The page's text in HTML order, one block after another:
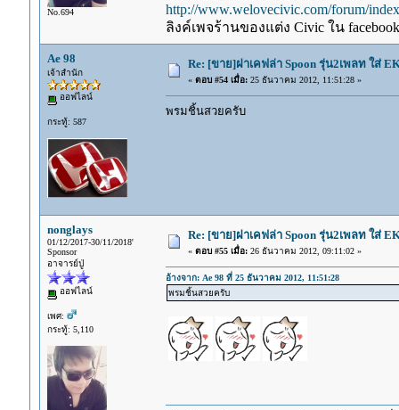
No.694
http://www.welovecivic.com/forum/
ลิงค์เพจร้านของแต่ง Civic ใน
Ae 98
เจ้าสำนัก
ออฟไลน์
กระทู้: 587
Re: [ขาย]ฝาเคฟล่า Spoon รุ่น2เพลท ใส่
« ตอบ #54 เมื่อ:25 ธันวาคม 2012, 11:51:28 »
พรมชิ้นสวยครับ
nonglays
01/12/2017-30/11/2018'
Sponsor
อาจารย์ปู่
ออฟไลน์
เพศ:
กระทู้: 5,110
Re: [ขาย]ฝาเคฟล่า Spoon รุ่น2เพลท ใส่
« ตอบ #55 เมื่อ:26 ธันวาคม 2012, 09:11:02 »
อ้างจาก: Ae 98 ที่ 25 ธันวาคม 2012, 11:51:28
พรมชิ้นสวยครับ